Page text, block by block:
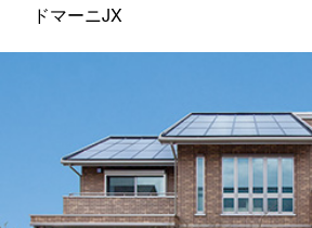
マイページ
ドマーニJX